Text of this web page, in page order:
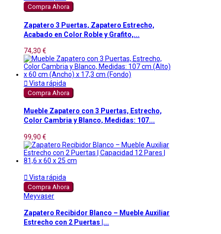
Compra Ahora
Zapatero 3 Puertas, Zapatero Estrecho,
Acabado en Color Roble y Grafito,...
74,30 €
 Vista rápida
Compra Ahora
Mueble Zapatero con 3 Puertas, Estrecho,
Color Cambria y Blanco, Medidas: 107...
99,90 €
 Vista rápida
Compra Ahora
Meyvaser
Zapatero Recibidor Blanco – Mueble Auxiliar
Estrecho con 2 Puertas |...